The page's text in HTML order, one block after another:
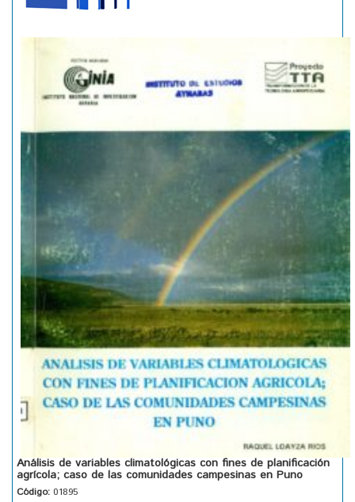
Análisis de variables climatológicas con fines de planificación
agrícola; caso de las comunidades campesinas en Puno
Código: 01895